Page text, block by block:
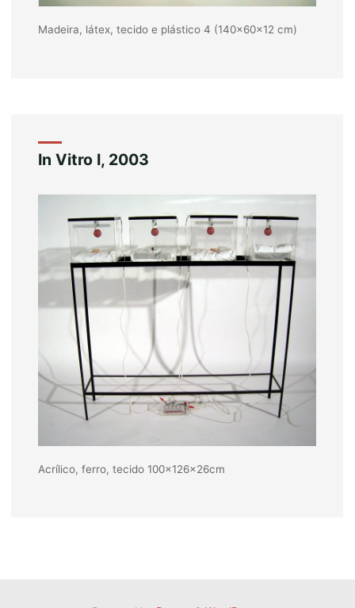
Madeira, látex, tecido e plástico 4 (140x60x12 cm)
In Vitro I, 2003
Acrílico, ferro, tecido 100x126x26cm